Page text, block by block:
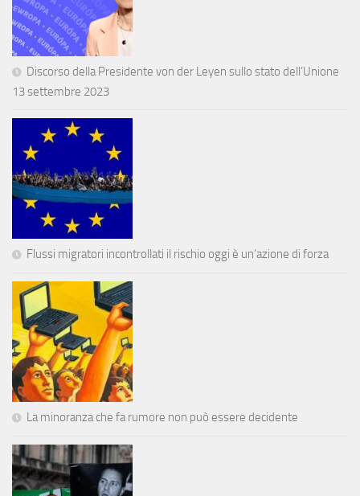
Discorso della Presidente von der Leyen sullo stato dell’Unione
13 settembre 2023
Flussi migratori incontrollati il rischio oggi è un’azione di forza
La minoranza che fa rumore non può essere decidente